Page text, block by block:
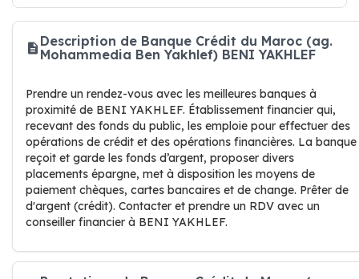
Description de Banque Crédit du Maroc (ag.
Mohammedia Ben Yakhlef) BENI YAKHLEF
Prendre un rendez-vous avec les meilleures banques à
proximité de BENI YAKHLEF. Établissement financier qui,
recevant des fonds du public, les emploie pour effectuer des
opérations de crédit et des opérations financières. La banque
reçoit et garde les fonds d’argent, proposer divers
placements épargne, met à disposition les moyens de
paiement chèques, cartes bancaires et de change. Prêter de
d'argent (crédit). Contacter et prendre un RDV avec un
conseiller financier à BENI YAKHLEF.